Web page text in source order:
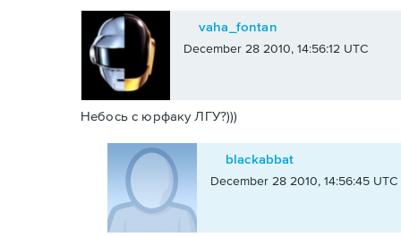
vaha_fontan
December 28 2010, 14:56:12 UTC
Небось с юрфаку ЛГУ?)))
blackabbat
December 28 2010, 14:56:45 UTC